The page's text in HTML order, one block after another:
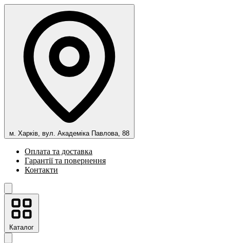
м. Харків, вул. Академіка Павлова, 88
Оплата та доставка
Гарантії та повернення
Контакти
Каталог